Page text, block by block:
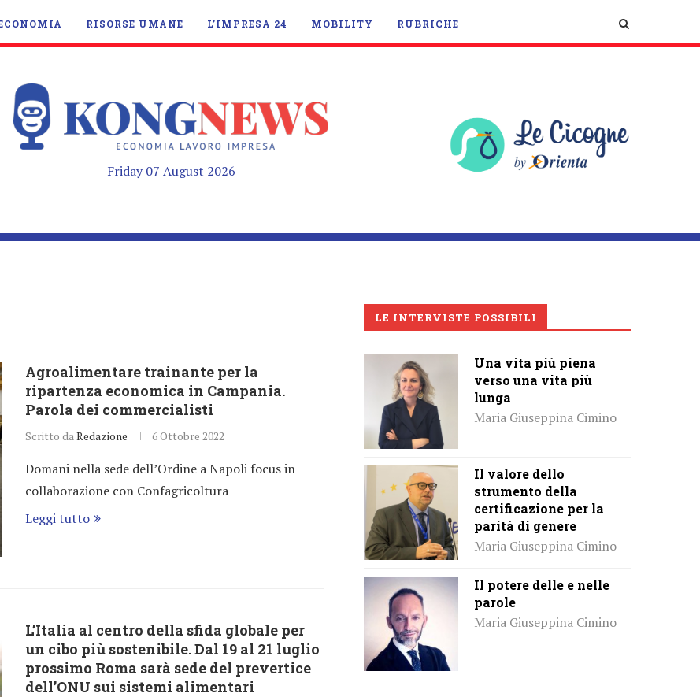
RISORSE UMANE L’IMPRESA 24 MOBILITY RUBRICHE
Friday 07 August 2026
Agroalimentare trainante per la
ripartenza economica in Campania.
Parola dei commercialisti
Scritto daRedazione 6 Ottobre 2022
Domani nella sede dell’Ordine a Napoli focus in
collaborazione con Confagricoltura
Leggi tutto
L’Italia al centro della sfida globale per
un cibo più sostenibile. Dal 19 al 21 luglio
prossimo Roma sarà sede del prevertice
dell’ONU sui sistemi alimentari
LE INTERVISTE POSSIBILI
Una vita più piena
verso una vita più
lunga
Maria Giuseppina Cimino
Il valore dello
strumento della
certificazione per la
parità di genere
Maria Giuseppina Cimino
Il potere delle e nelle
parole
Maria Giuseppina Cimino